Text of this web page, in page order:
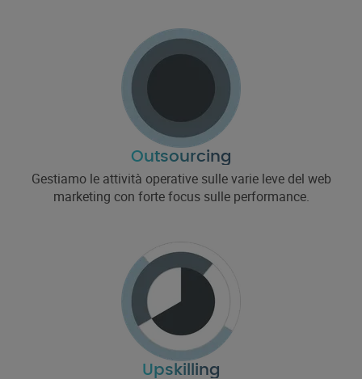
Outsourcing
Gestiamo le attività operative sulle varie leve del web
marketing con forte focus sulle performance.
Upskilling